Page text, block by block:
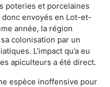
poteries et porcelaines
envoyés en Lot-et-
année, la région
colonisation par un
L’impact qu’a eu
apiculteurs a été direct.
espèce inoffensive pour